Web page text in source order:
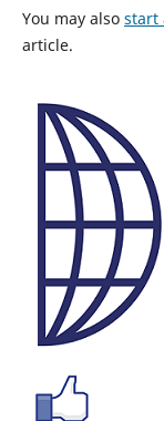
You may also start
article.